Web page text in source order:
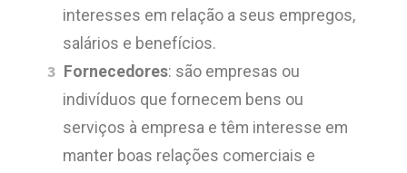
interesses em relação a seus empregos,
salários e benefícios.
Fornecedores: são empresas ou
indivíduos que fornecem bens ou
serviços à empresa e têm interesse em
manter boas relações comerciais e